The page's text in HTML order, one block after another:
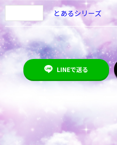
とあるシリーズ
LINEで送る